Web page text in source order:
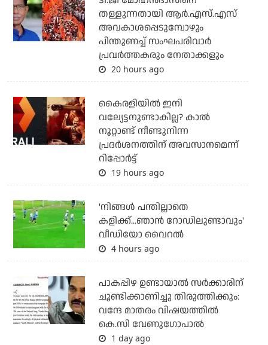
തള്ളുന്നതായി ആര്‍.എസ്.എസ്
അവകാശപ്പെടുമ്പോഴും
പിന്തുണച്ച് സംഘപരിവാര്‍
പ്രവര്‍ത്തകരും നേതാക്കളും
20 hours ago
കൈരളിയില്‍ ഇനി
വല്യേട്ടനുണ്ടാകില്ല? കാല്‍
നൂറ്റാണ്ട് നീണ്ടുനിന്ന
പ്രദര്‍ശനത്തിന് അവസാനമെന്ന്
റിപ്പോര്‍ട്ട്
19 hours ago
'നിങ്ങള്‍ പന്തില്ലാതെ
കളിക്ക്...ഞാന്‍ റോഡിലുണ്ടാവും'
വീഡിയോ വൈറല്‍
4 hours ago
പാകപ്പിഴ ഉണ്ടായാല്‍ സര്‍ക്കാരിന്
ചൂണ്ടിക്കാണിച്ചു തിരുത്തിക്കും:
വന്ദേ മാതരം വിഷയത്തില്‍
കെ.സി വേണുഗോപാല്‍
1 day ago